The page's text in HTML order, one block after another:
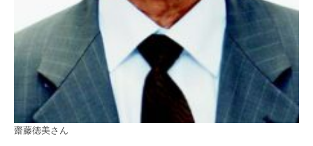
齋藤徳美さん